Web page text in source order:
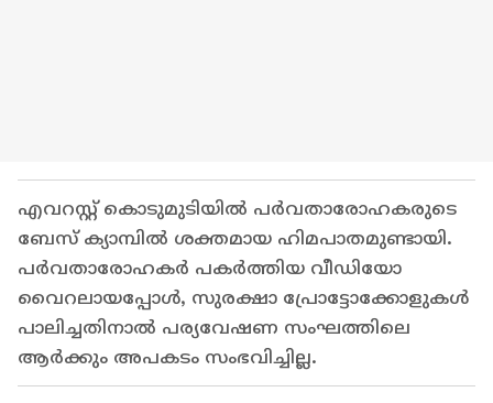
എവറസ്റ്റ് കൊടുമുടിയിൽ പർവതാരോഹകരുടെ
ബേസ് ക്യാമ്പിൽ ശക്തമായ ഹിമപാതമുണ്ടായി.
പർവതാരോഹകർ പകർത്തിയ വീഡിയോ
വൈറലായപ്പോൾ, സുരക്ഷാ പ്രോട്ടോക്കോളുകൾ
പാലിച്ചതിനാൽ പര്യവേഷണ സംഘത്തിലെ
ആർക്കും അപകടം സംഭവിച്ചില്ല.